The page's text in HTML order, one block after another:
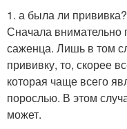
1. а была ли прививка?
Сначала внимательно
саженца. Лишь в том
прививку, то, скорее
которая чаще всего
порослью. В этом
может.